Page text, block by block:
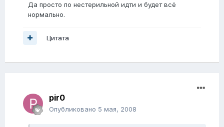
Да просто по нестерильной идти и будет всё
нормально.
Цитата
pir0
Опубликовано 5 мая, 2008